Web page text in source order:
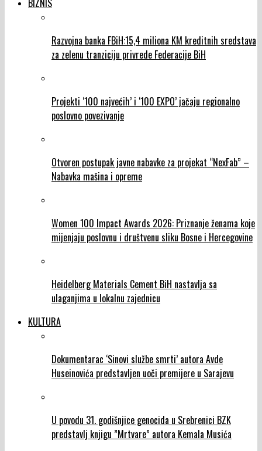
BIZNIS
Razvojna banka FBiH:15,4 miliona KM kreditnih sredstava
za zelenu tranziciju privrede Federacije BiH
Projekti ‘100 najvećih’ i ‘100 EXPO’ jačaju regionalno
poslovno povezivanje
Otvoren postupak javne nabavke za projekat “NexFab” –
Nabavka mašina i opreme
Women 100 Impact Awards 2026: Priznanje ženama koje
mijenjaju poslovnu i društvenu sliku Bosne i Hercegovine
Heidelberg Materials Cement BiH nastavlja sa
ulaganjima u lokalnu zajednicu
KULTURA
Dokumentarac ‘Sinovi službe smrti’ autora Avde
Huseinovića predstavljen uoči premijere u Sarajevu
U povodu 31. godišnjice genocida u Srebrenici BZK
predstavlj knjigu ”Mrtvare” autora Kemala Musića